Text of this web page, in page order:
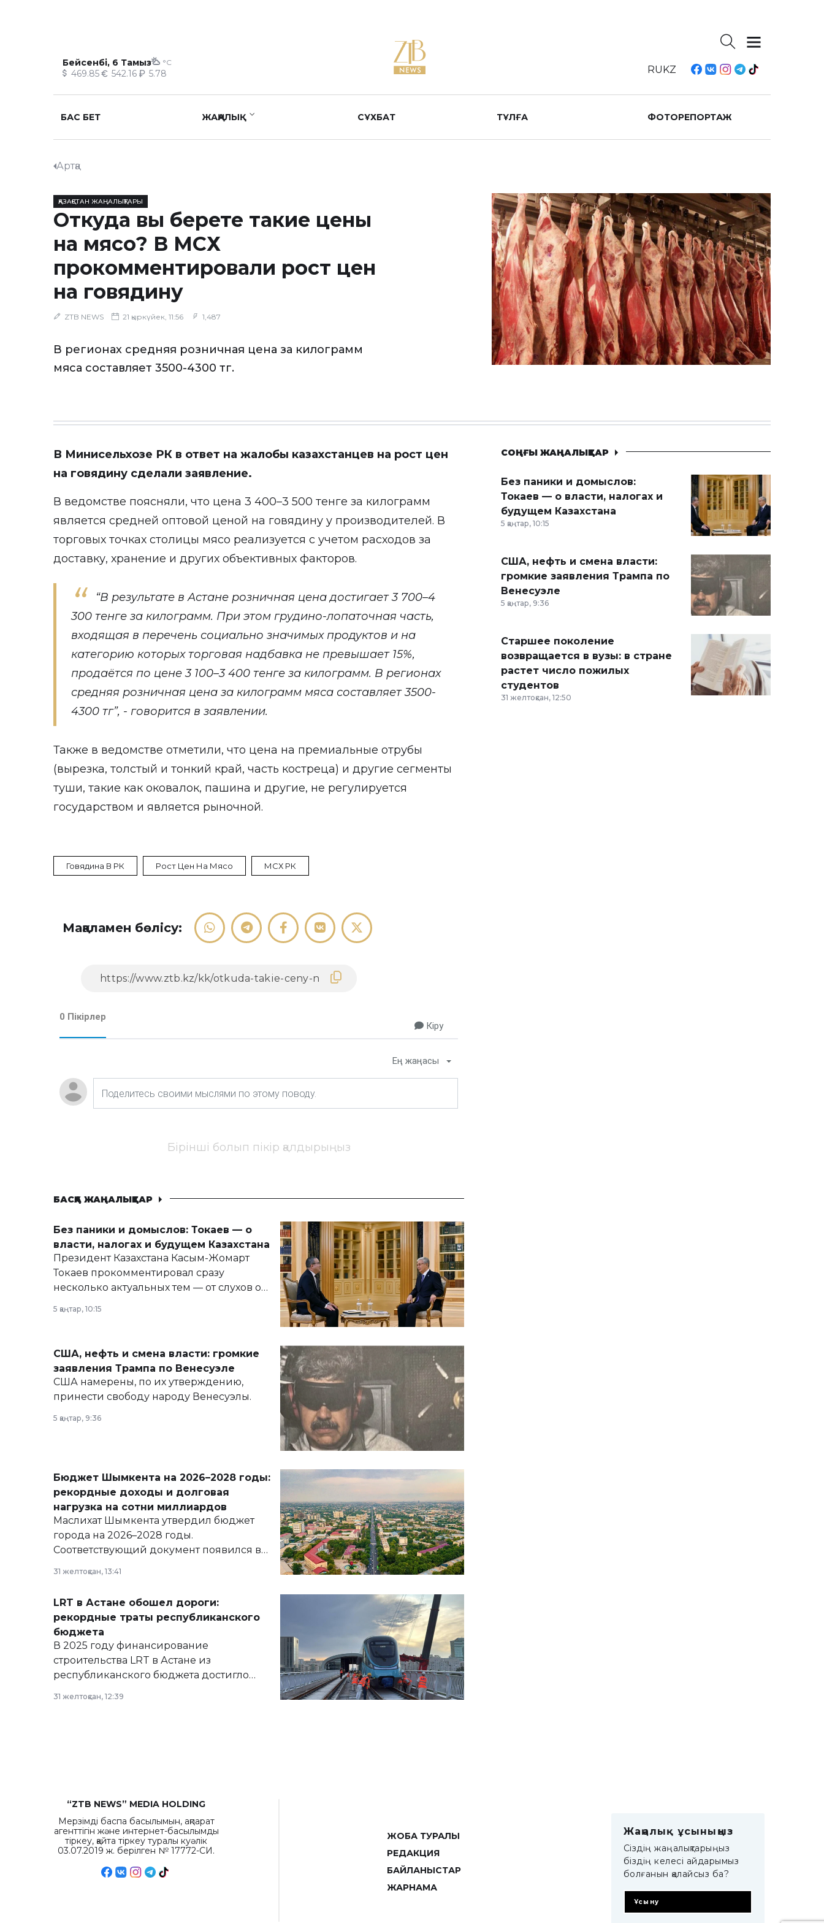
Бейсенбі, 6 Тамыз °C
469.85 542.16 5.78 RUKZ
БАС БЕТ ЖАҢАЛЫҚ СҰХБАТ ТҰЛҒА ФОТОРЕПОРТАЖ
Артқа
ҚАЗАҚСТАН ЖАҢАЛЫҚТАРЫ
Откуда вы берете такие цены
на мясо? В МСХ
прокомментировали рост цен
на говядину
ZTB NEWS 21 қыркүйек, 11:56 1,487
В регионах средняя розничная цена за килограмм
мяса составляет 3500-4300 тг.
В Минисельхозе РК в ответ на жалобы казахстанцев на рост цен
на говядину сделали заявление.
В ведомстве поясняли, что цена 3 400–3 500 тенге за килограмм
является средней оптовой ценой на говядину у производителей. В
торговых точках столицы мясо реализуется с учетом расходов за
доставку, хранение и других объективных факторов.
“В результате в Астане розничная цена достигает 3 700–4
300 тенге за килограмм. При этом грудино-лопаточная часть,
входящая в перечень социально значимых продуктов и на
категорию которых торговая надбавка не превышает 15%,
продаётся по цене 3 100–3 400 тенге за килограмм. В регионах
средняя розничная цена за килограмм мяса составляет 3500-
4300 тг”, - говорится в заявлении.
Также в ведомстве отметили, что цена на премиальные отрубы
(вырезка, толстый и тонкий край, часть костреца) и другие сегменты
туши, такие как оковалок, пашина и другие, не регулируется
государством и является рыночной.
Говядина В РК Рост Цен На Мясо МСХ РК
Мақаламен бөлісу:
0 Пікірлер
Кіру
Ең жаңасы
Бірінші болып пікір қалдырыңыз
БАСҚА ЖАҢАЛЫҚТАР
Без паники и домыслов: Токаев — о
власти, налогах и будущем Казахстана
Президент Казахстана Касым-Жомарт
Токаев прокомментировал сразу
несколько актуальных тем — от слухов о
армии, экономики и личного здоровья.
5 қаңтар, 10:15
США, нефть и смена власти: громкие
заявления Трампа по Венесуэле
США намерены, по их утверждению,
принести свободу народу Венесуэлы.
5 қаңтар, 9:36
Бюджет Шымкента на 2026–2028 годы:
рекордные доходы и долговая
нагрузка на сотни миллиардов
Маслихат Шымкента утвердил бюджет
города на 2026–2028 годы.
Соответствующий документ появился в
сайте маслихат города.
31 желтоқсан, 13:41
LRT в Астане обошел дороги:
рекордные траты республиканского
бюджета
В 2025 году финансирование
строительства LRT в Астане из
республиканского бюджета достигло
31 желтоқсан, 12:39
СОҢҒЫ ЖАҢАЛЫҚТАР
Без паники и домыслов:
Токаев — о власти, налогах и
будущем Казахстана
5 қаңтар, 10:15
США, нефть и смена власти:
громкие заявления Трампа по
Венесуэле
5 қаңтар, 9:36
Старшее поколение
возвращается в вузы: в стране
растет число пожилых
студентов
31 желтоқсан, 12:50
“ZTB NEWS” MEDIA HOLDING
Мерзімді баспа басылымын, ақпарат
агенттігін және интернет-басылымды
тіркеу, қайта тіркеу туралы куәлік
03.07.2019 ж. берілген № 17772-СИ.
ЖОБА ТУРАЛЫ
РЕДАКЦИЯ
БАЙЛАНЫСТАР
ЖАРНАМА
Жаңалық ұсыныңыз
Сіздің жаңалықтарыңыз
біздің келесі айдарымыз
болғанын қалайсыз ба?
Ұсыну